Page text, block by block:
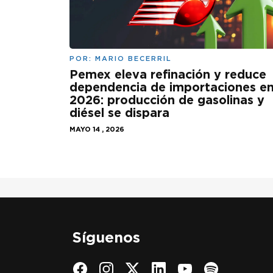
POR: MARIO BECERRIL
Pemex eleva refinación y reduce
dependencia de importaciones
2026: producción de gasolinas y
diésel se dispara
MAYO 14 , 2026
Síguenos